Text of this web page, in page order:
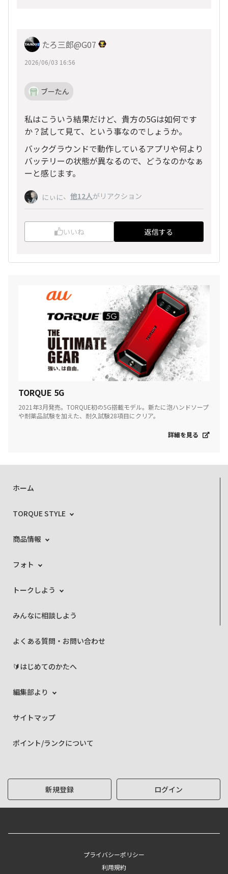
たろ三郎@G07
2026/06/03 16:56
ブーたん
私はこういう結果だけど、貴方の5Gは如何です
か？試して見て、という事なのでしょうか。
バックグラウンドで動作しているアプリや何より
バッテリーの状態が異なるので、どうなのかなぁ
ーと感じます。
にぃに、 他12人がリアクション
いいね 返信する
TORQUE 5G
2021年3月発売。TORQUE初の5G搭載モデル。新たに泡ハンドソープ
や耐薬品試験を加えた、耐久試験28項目にクリア。
詳細を見る
ホーム
TORQUE STYLE
商品情報
フォト
トークしよう
みんなに相談しよう
よくある質問・お問い合わせ
🔰はじめてのかたへ
編集部より
サイトマップ
ポイント/ランクについて
新規登録 ログイン
プライバシーポリシー
利用規約